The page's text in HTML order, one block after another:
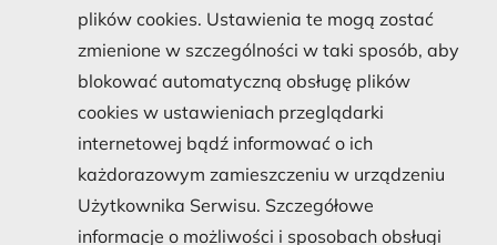
plików cookies. Ustawienia te mogą zostać
zmienione w szczególności w taki sposób, aby
blokować automatyczną obsługę plików
cookies w ustawieniach przeglądarki
internetowej bądź informować o ich
każdorazowym zamieszczeniu w urządzeniu
Użytkownika Serwisu. Szczegółowe
informacje o możliwości i sposobach obsługi